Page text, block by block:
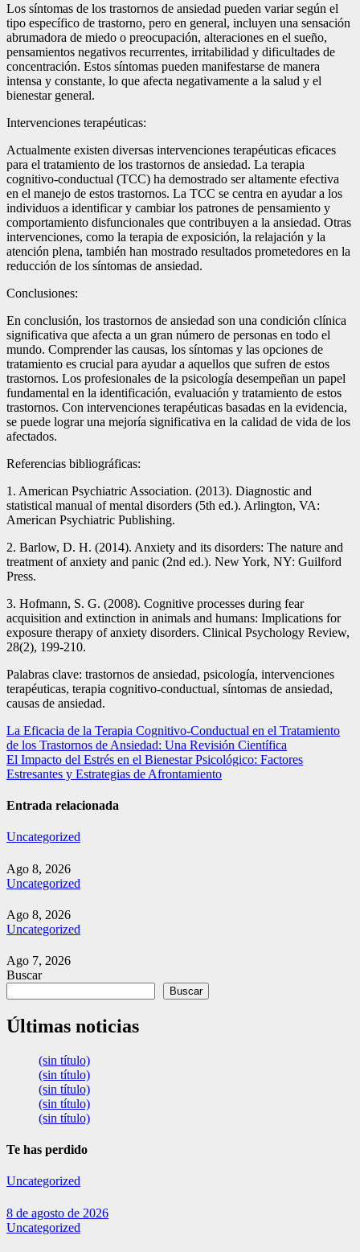
Los síntomas de los trastornos de ansiedad pueden variar según el
tipo específico de trastorno, pero en general, incluyen una sensación
abrumadora de miedo o preocupación, alteraciones en el sueño,
pensamientos negativos recurrentes, irritabilidad y dificultades de
concentración. Estos síntomas pueden manifestarse de manera
intensa y constante, lo que afecta negativamente a la salud y el
bienestar general.
Intervenciones terapéuticas:
Actualmente existen diversas intervenciones terapéuticas eficaces
para el tratamiento de los trastornos de ansiedad. La terapia
cognitivo-conductual (TCC) ha demostrado ser altamente efectiva
en el manejo de estos trastornos. La TCC se centra en ayudar a los
individuos a identificar y cambiar los patrones de pensamiento y
comportamiento disfuncionales que contribuyen a la ansiedad. Otras
intervenciones, como la terapia de exposición, la relajación y la
atención plena, también han mostrado resultados prometedores en la
reducción de los síntomas de ansiedad.
Conclusiones:
En conclusión, los trastornos de ansiedad son una condición clínica
significativa que afecta a un gran número de personas en todo el
mundo. Comprender las causas, los síntomas y las opciones de
tratamiento es crucial para ayudar a aquellos que sufren de estos
trastornos. Los profesionales de la psicología desempeñan un papel
fundamental en la identificación, evaluación y tratamiento de estos
trastornos. Con intervenciones terapéuticas basadas en la evidencia,
se puede lograr una mejoría significativa en la calidad de vida de los
afectados.
Referencias bibliográficas:
1. American Psychiatric Association. (2013). Diagnostic and
statistical manual of mental disorders (5th ed.). Arlington, VA:
American Psychiatric Publishing.
2. Barlow, D. H. (2014). Anxiety and its disorders: The nature and
treatment of anxiety and panic (2nd ed.). New York, NY: Guilford
Press.
3. Hofmann, S. G. (2008). Cognitive processes during fear
acquisition and extinction in animals and humans: Implications for
exposure therapy of anxiety disorders. Clinical Psychology Review,
28(2), 199-210.
Palabras clave: trastornos de ansiedad, psicología, intervenciones
terapéuticas, terapia cognitivo-conductual, síntomas de ansiedad,
causas de ansiedad.
Navegación
de
entradas
La Eficacia de la Terapia Cognitivo-Conductual en el Tratamiento
de los Trastornos de Ansiedad: Una Revisión Científica
El Impacto del Estrés en el Bienestar Psicológico: Factores
Estresantes y Estrategias de Afrontamiento
Entrada relacionada
Uncategorized
Ago 8, 2026
Uncategorized
Ago 8, 2026
Uncategorized
Ago 7, 2026
Buscar
Buscar
Últimas noticias
(sin título)
(sin título)
(sin título)
(sin título)
(sin título)
Te has perdido
Uncategorized
8 de agosto de 2026
Uncategorized